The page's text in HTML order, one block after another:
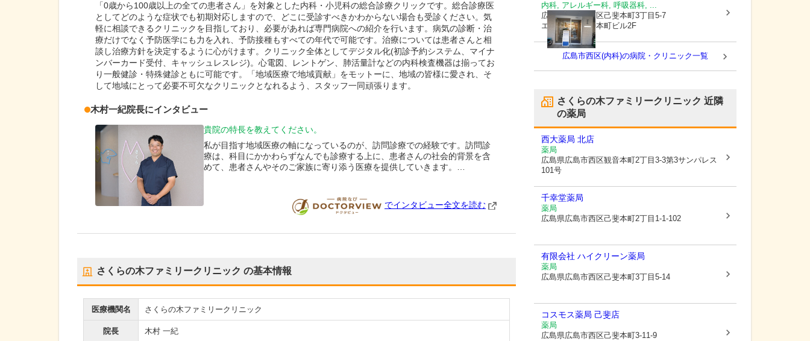
「0歳から100歳以上の全ての患者さん」を対象とした内科・小児科の総合診療クリックです。総合診療医
としてどのような症状でも初期対応しますので、どこに受診すべきかわからない場合も受診ください。気
軽に相談できるクリニックを目指しており、必要があれば専門病院への紹介を行います。病気の診断・治
療だけでなく予防医学にも力を入れ、予防接種もすべての年代で可能です。治療については患者さんと相
談し治療方針を決定するように心がけます。クリニック全体としてデジタル化(初診予約システム、マイナ
ンバーカード受付、キャッシュレスレジ)。心電図、レントゲン、肺活量計などの内科検査機器は揃ってお
り一般健診・特殊健診ともに可能です。「地域医療で地域貢献」をモットーに、地域の皆様に愛され、そ
して地域にとって必要不可欠なクリニックとなれるよう、スタッフ一同頑張ります。
木村一紀院長にインタビュー
貴院の特長を教えてください。
私が目指す地域医療の軸になっているのが、訪問診療での経験です。訪問診
療は、科目にかかわらずなんでも診療する上に、患者さんの社会的背景を含
めて、患者さんやそのご家族に寄り添う医療を提供していきます。…
DOCTORVIEW
でインタビュー全文を読む
さくらの木ファミリークリニック の基本情報
医療機関名 さくらの木ファミリークリニック
院長 木村 一紀
内科, アレルギー科, 呼吸器科, ...
広島県広島市西区己斐本町3丁目5-7
エステート己斐本町ビル2F
広島市西区(内科)の病院・クリニック一覧
さくらの木ファミリークリニック 近隣
の薬局
西大薬局 北店
薬局
広島県広島市西区観音本町2丁目3-3第3サンパレス
101号
千幸堂薬局
薬局
広島県広島市西区己斐本町2丁目1-1-102
有限会社 ハイクリーン薬局
薬局
広島県広島市西区己斐本町3丁目5-14
コスモス薬局 己斐店
薬局
広島県広島市西区己斐本町3-11-9